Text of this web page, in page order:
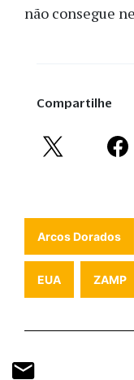
não consegue
Compartilhe
Arcos Dorados
EUA ZAMP